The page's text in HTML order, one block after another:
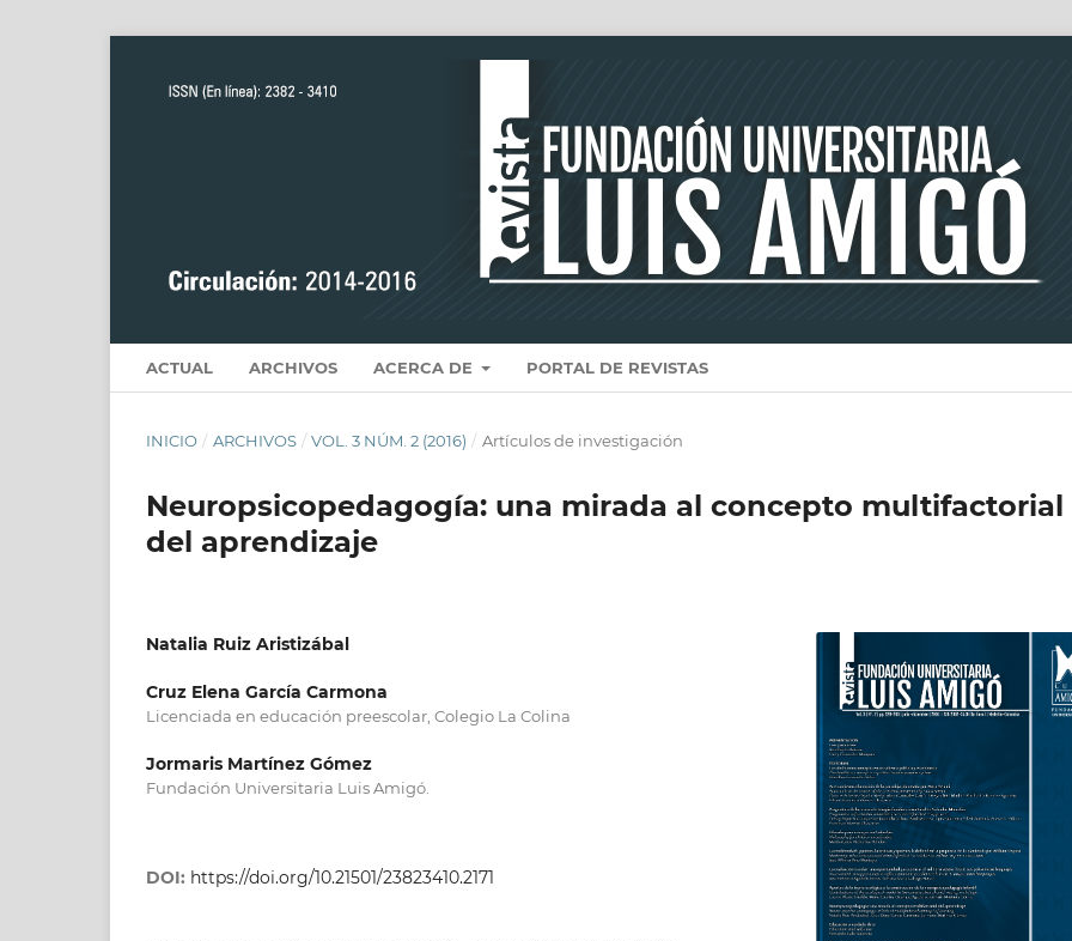
ACTUAL ARCHIVOS ACERCA DE PORTAL DE REVISTAS
INICIO / ARCHIVOS / VOL. 3 NÚM. 2 (2016) / Artículos de investigación
Neuropsicopedagogía: una mirada al concepto multifactorial
del aprendizaje
Natalia Ruiz Aristizábal
Cruz Elena García Carmona
Licenciada en educación preescolar, Colegio La Colina
Jormaris Martínez Gómez
Fundación Universitaria Luis Amigó.
DOI: https://doi.org/10.21501/23823410.2171